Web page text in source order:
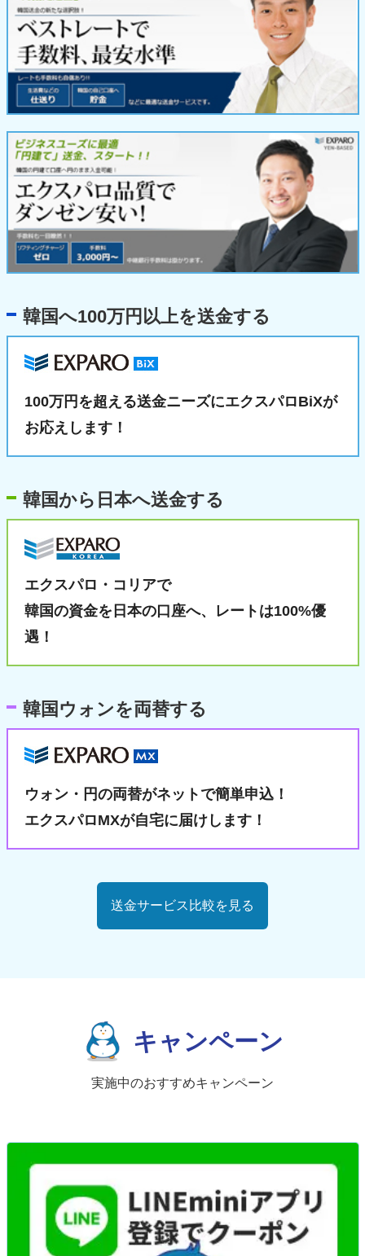
韓国へ100万円以上を送金する
100万円を超える送金ニーズにエクスパロBiXが
お応えします！
韓国から日本へ送金する
エクスパロ・コリアで
韓国の資金を日本の口座へ、
レートは100%優
遇！
韓国ウォンを両替する
ウォン・円の両替がネットで簡単申込！
エクスパロMXが自宅に届けします！
送金サービス比較を見る
キャンペーン
実施中のおすすめキャンペーン